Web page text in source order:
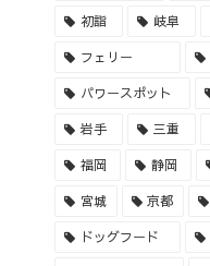
初詣 岐阜
フェリー
パワースポット
岩手 三重
福岡 静岡
宮城 京都
ドッグフード